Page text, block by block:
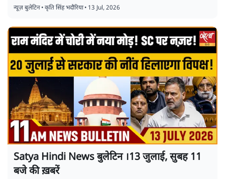
न्यूज़ बुलेटिन•कृति सिंह भदौरिया• 13 Jul, 2026
Satya Hindi News बुलेटिन ।13 जुलाई, सुबह 11
बजे की ख़बरें